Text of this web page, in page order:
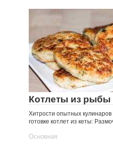
Котлеты из рыбы
Хитрости опытных кулинаров
готовке котлет из кеты:
Основная